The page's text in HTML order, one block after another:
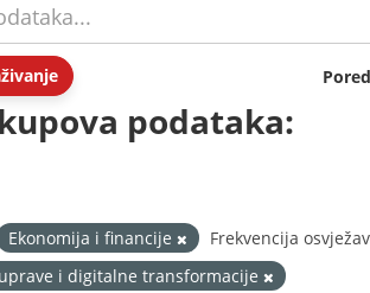
podataka:
Ekonomija i financije Frekvencija
i digitalne transformacije